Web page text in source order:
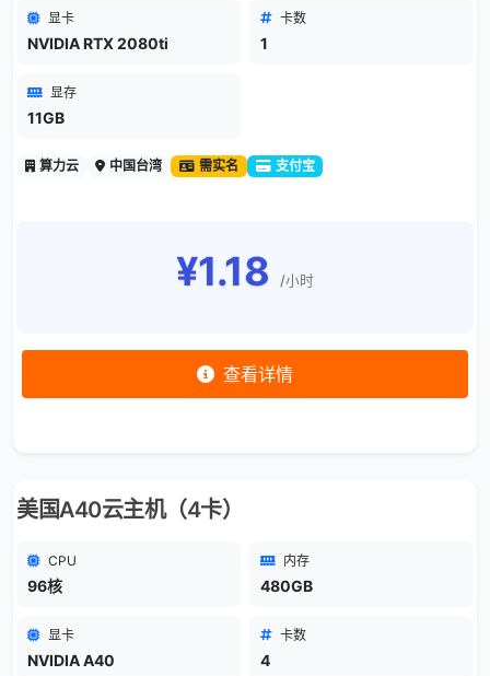
显卡
NVIDIA RTX 2080ti
卡数
1
显存
11GB
算力云 中国台湾 需实名 支付宝
¥1.18 /小时
查看详情
美国A40云主机（4卡）
CPU
96核
内存
480GB
显卡
NVIDIA A40
卡数
4